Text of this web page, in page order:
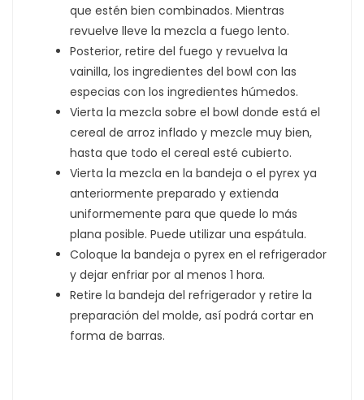
que estén bien combinados. Mientras
revuelve lleve la mezcla a fuego lento.
Posterior, retire del fuego y revuelva la
vainilla, los ingredientes del bowl con las
especias con los ingredientes húmedos.
Vierta la mezcla sobre el bowl donde está el
cereal de arroz inflado y mezcle muy bien,
hasta que todo el cereal esté cubierto.
Vierta la mezcla en la bandeja o el pyrex ya
anteriormente preparado y extienda
uniformemente para que quede lo más
plana posible. Puede utilizar una espátula.
Coloque la bandeja o pyrex en el refrigerador
y dejar enfriar por al menos 1 hora.
Retire la bandeja del refrigerador y retire la
preparación del molde, así podrá cortar en
forma de barras.